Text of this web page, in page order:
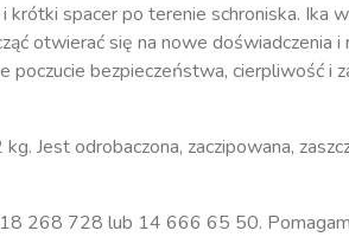
krótki spacer po terenie schroniska. Ika
otwierać się na nowe doświadczenia i
poczucie bezpieczeństwa, cierpliwość i
Jest odrobaczona, zaczipowana,
268 728 lub 14 666 65 50.